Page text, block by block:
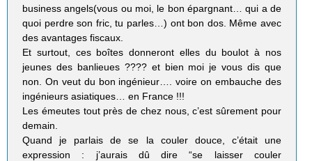
business angels(vous ou moi, le bon épargnant… qui a de
quoi perdre son fric, tu parles…) ont bon dos. Même avec
des avantages fiscaux.
Et surtout, ces boîtes donneront elles du boulot à nos
jeunes des banlieues ???? et bien moi je vous dis que
non. On veut du bon ingénieur…. voire on embauche des
ingénieurs asiatiques… en France !!!
Les émeutes tout près de chez nous, c’est sûrement pour
demain.
Quand je parlais de se la couler douce, c’était une
expression : j’aurais dû dire “se laisser couler